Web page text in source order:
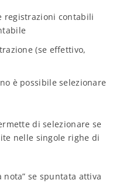
registrazioni contabili
(se effettivo,
è possibile selezionare
di selezionare se
nelle singole righe di
nota” se spuntata attiva